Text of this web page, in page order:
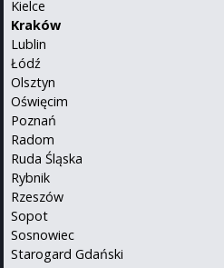
Kielce
Kraków
Lublin
Łódź
Olsztyn
Oświęcim
Poznań
Radom
Ruda Śląska
Rybnik
Rzeszów
Sopot
Sosnowiec
Starogard Gdański